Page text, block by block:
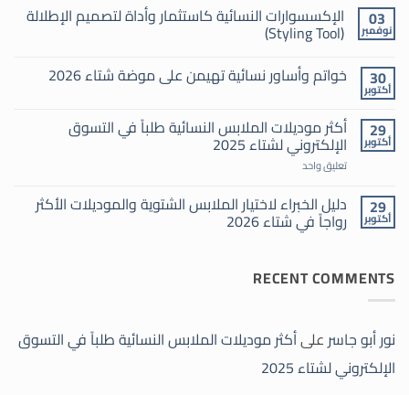
تعليقات
على
الإكسسوارات
2026
فن
الأناقة
03
نوفمبر
الإكسسوارات النسائية كاستثمار وأداة لتصميم الإطلالة
(Styling Tool)
تعليقات
على
كاستثمار
وأداة
لتصميم
الإطلالة
(Styling
30
أكتوبر
خواتم وأساور نسائية تهيمن على موضة شتاء 2026
تعليقات
على
خواتم
وأساور
نسائية
تهيمن
موضة
شتاء
2026
29
أكتوبر
أكثر موديلات الملابس النسائية طلباً في التسوق
الإلكتروني لشتاء 2025
تعليق واحدعلى
أكثر
الملابس
النسائية
طلباً
في
لشتاء
2025
29
أكتوبر
دليل الخبراء لاختيار الملابس الشتوية والموديلات الأكثر
رواجاً في شتاء 2026
على
دليل
الشتوية
والموديلات
الأكثر
رواجاً
في
RECENT COMMENTS
نور أبو جاسرعلىأكثر موديلات الملابس النسائية طلباً في التسوق
الإلكتروني لشتاء 2025